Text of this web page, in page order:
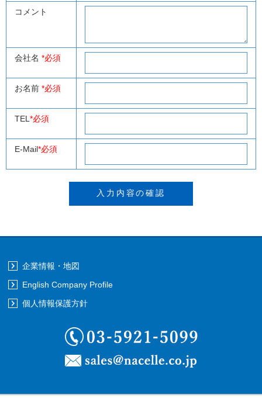
コメント
会社名 *必須
お名前 *必須
TEL *必須
E-Mail*必須
企業情報・地図
English Company Profile
個人情報保護方針